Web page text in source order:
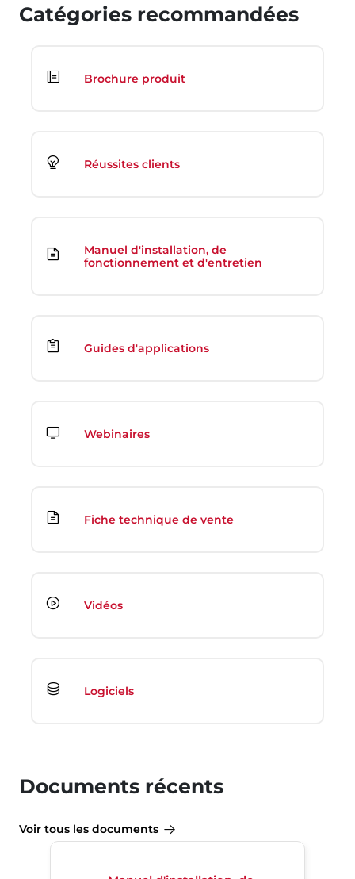
Catégories recommandées
Brochure produit
Réussites clients
Manuel d'installation, de
fonctionnement et d'entretien
Guides d'applications
Webinaires
Fiche technique de vente
Vidéos
Logiciels
Documents récents
Voir tous les documents